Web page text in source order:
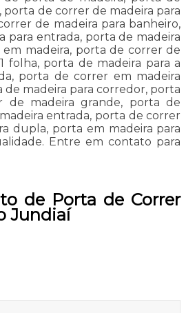
de correr de madeira para
de madeira para banheiro,
para entrada, porta de madeira
madeira, porta de correr de
folha, porta de madeira para a
porta de correr em madeira
de madeira para corredor, porta
madeira grande, porta de
entrada, porta de correr
dupla, porta em madeira para
Entre em contato para
de Porta de Correr
Jundiaí